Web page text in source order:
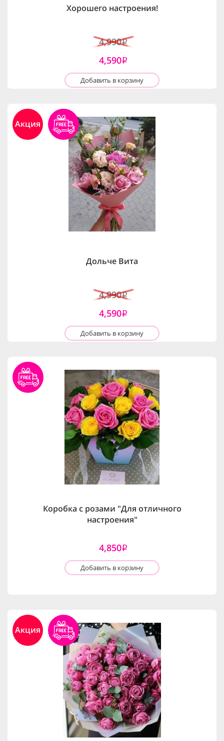
Хорошего настроения!
4,990i
4,590i
Добавить в корзину
Акция
Дольче Вита
4,990i
4,590i
Добавить в корзину
Коробка с розами "Для отличного
настроения"
4,850i
Добавить в корзину
Акция